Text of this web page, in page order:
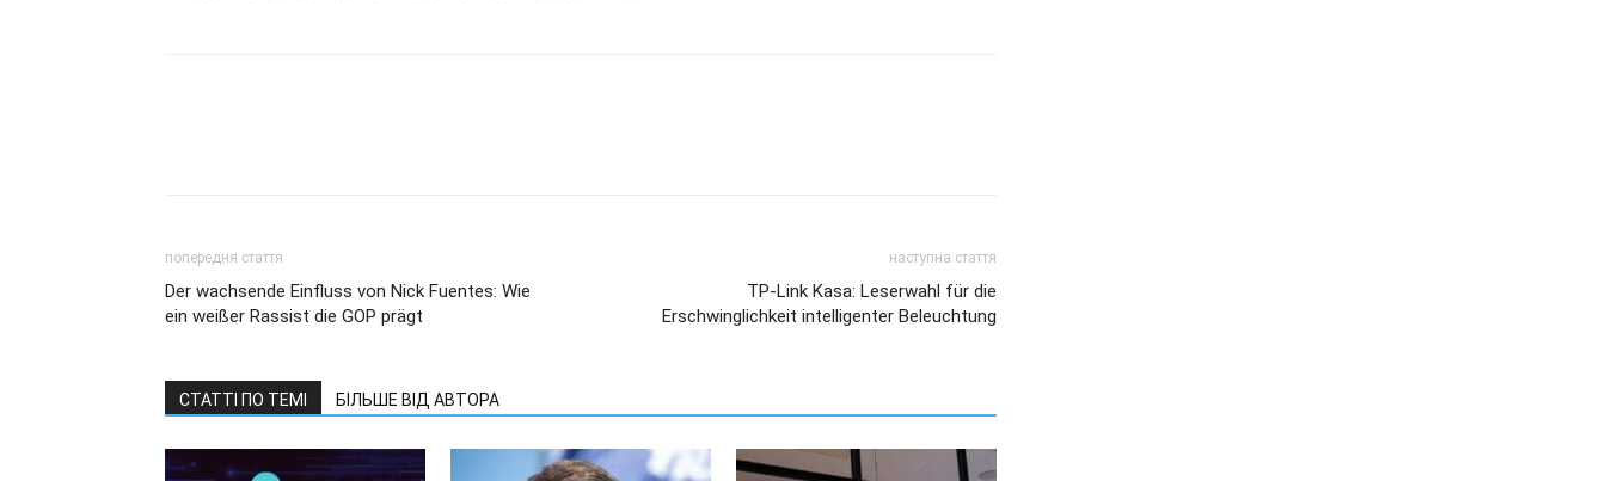
попередня стаття
Der wachsende Einfluss von Nick Fuentes: Wie
ein weißer Rassist die GOP prägt
наступна стаття
TP-Link Kasa: Leserwahl für die
Erschwinglichkeit intelligenter Beleuchtung
СТАТТІ ПО ТЕМІ БІЛЬШЕ ВІД АВТОРА